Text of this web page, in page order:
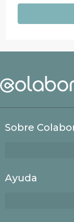
Sobre
Ayuda